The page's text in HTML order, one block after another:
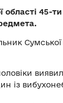
45-
Сумської
із